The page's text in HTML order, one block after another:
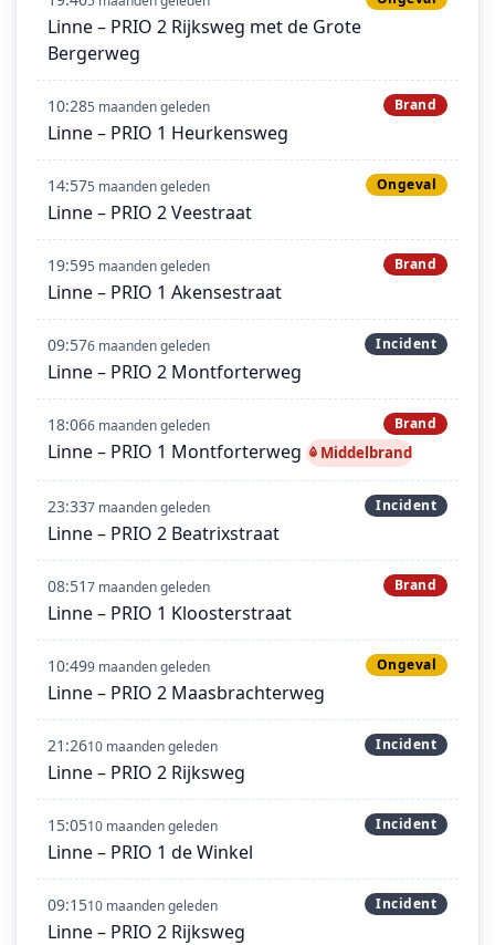
Linne – PRIO 2 Rijksweg met de Grote
Bergerweg
10:285 maanden geleden Brand
Linne – PRIO 1 Heurkensweg
14:575 maanden geleden Ongeval
Linne – PRIO 2 Veestraat
19:595 maanden geleden Brand
Linne – PRIO 1 Akensestraat
09:576 maanden geleden Incident
Linne – PRIO 2 Montforterweg
18:066 maanden geleden Brand
Linne – PRIO 1 Montforterweg Middelbrand
23:337 maanden geleden Incident
Linne – PRIO 2 Beatrixstraat
08:517 maanden geleden Brand
Linne – PRIO 1 Kloosterstraat
10:499 maanden geleden Ongeval
Linne – PRIO 2 Maasbrachterweg
21:2610 maanden geleden Incident
Linne – PRIO 2 Rijksweg
15:0510 maanden geleden Incident
Linne – PRIO 1 de Winkel
09:1510 maanden geleden Incident
Linne – PRIO 2 Rijksweg